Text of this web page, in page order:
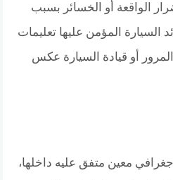
الواقعة أو الخسائر بسبب
السيارة المؤمن عليها تعليمات
أو قيادة السيارة عكس
معين متفق عليه داخلها،